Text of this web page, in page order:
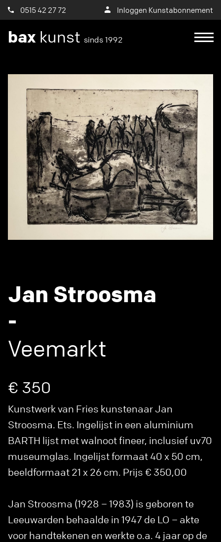
0515 42 27 72 Inloggen Kunstabonnement
bax kunst sinds 1992
Jan Stroosma
-
Veemarkt
€ 350
Kunstwerk van Fries kunstenaar Jan
Stroosma. Ets. Ingelijst in een aluminium
BARTH lijst met walnoot fineer, inclusief uv70
museumglas. Ingelijst formaat 40 x 50 cm,
beeldformaat 21 x 26 cm. Prijs € 350,00
Jan Stroosma (1928 – 1983) is geboren te
Leeuwarden behaalde in 1947 de LO – akte
voor handtekenen en werkte o.a. 4 jaar op de